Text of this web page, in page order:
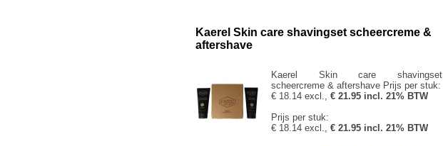
Kaerel Skin care shavingset scheercreme &
aftershave
Kaerel Skin care shavingset
scheercreme & aftershave Prijs per stuk:
€ 18.14 excl., € 21.95 incl. 21% BTW
Prijs per stuk:
€ 18.14 excl., € 21.95 incl. 21% BTW